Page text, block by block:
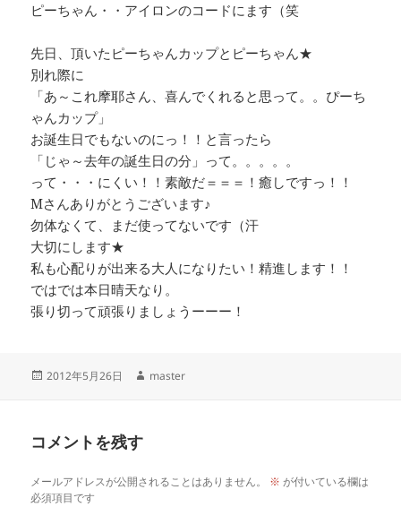
ピーちゃん・・アイロンのコードにます（笑
先日、頂いたピーちゃんカップとピーちゃん★
別れ際に
「あ～これ摩耶さん、喜んでくれると思って。。ぴーち
ゃんカップ」
お誕生日でもないのにっ！！と言ったら
「じゃ～去年の誕生日の分」って。。。。。
って・・・にくい！！素敵だ＝＝＝！癒しですっ！！
Mさんありがとうございます♪
勿体なくて、まだ使ってないです（汗
大切にします★
私も心配りが出来る大人になりたい！精進します！！
ではでは本日晴天なり。
張り切って頑張りましょうーーー！
投
2012年5月26日
作
master
コメントを残す
メールアドレスが公開されることはありません。 ※ が付いている欄は
必須項目です